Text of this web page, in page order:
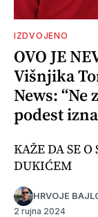
IZDVOJENO
OVO JE
Višnjika
News:
podest
KAŽE DA SE O
DUKIĆEM
HRVOJE
2 rujna 2024